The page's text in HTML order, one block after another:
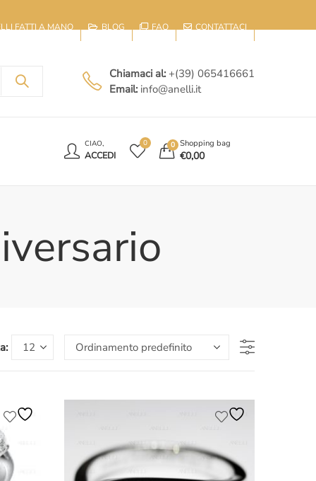
FATTI A MANO BLOG FAQ CONTATTACI
Chiamaci al: +(39) 065416661
Email: info@anelli.it
CIAO,
ACCEDI
0 0 Shopping bag
€0,00